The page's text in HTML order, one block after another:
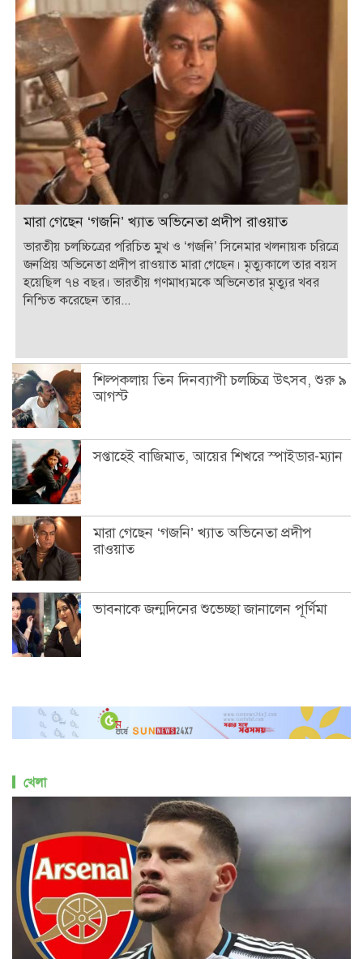
মারা গেছেন ‘গজনি’ খ্যাত অভিনেতা প্রদীপ রাওয়াত
ভারতীয় চলচ্চিত্রের পরিচিত মুখ ও ‘গজনি’ সিনেমার খলনায়ক চরিত্রে
জনপ্রিয় অভিনেতা প্রদীপ রাওয়াত মারা গেছেন। মৃত্যুকালে তার বয়স
হয়েছিল ৭৪ বছর। ভারতীয় গণমাধ্যমকে অভিনেতার মৃত্যুর খবর
নিশ্চিত করেছেন তার...
শিল্পকলায় তিন দিনব্যাপী চলচ্চিত্র উৎসব, শুরু ৯
আগস্ট
সপ্তাহেই বাজিমাত, আয়ের শিখরে স্পাইডার-ম্যান
মারা গেছেন ‘গজনি’ খ্যাত অভিনেতা প্রদীপ
রাওয়াত
ভাবনাকে জন্মদিনের শুভেচ্ছা জানালেন পূর্ণিমা
খেলা